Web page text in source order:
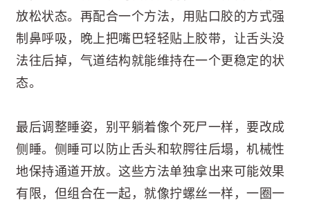
放松状态。再配合一个方法，用贴口胶的方式强
制鼻呼吸，晚上把嘴巴轻轻贴上胶带，让舌头没
法往后掉，气道结构就能维持在一个更稳定的状
态。
最后调整睡姿，别平躺着像个死尸一样，要改成
侧睡。侧睡可以防止舌头和软腭往后塌，机械性
地保持通道开放。这些方法单独拿出来可能效果
有限，但组合在一起，就像拧螺丝一样，一圈一